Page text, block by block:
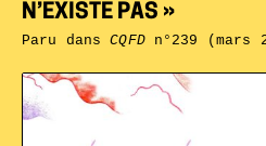
N’EXISTE PAS »
Paru dansCQFDn°239 (mars